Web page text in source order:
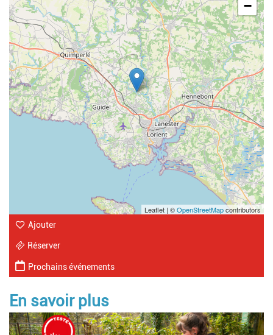
−
Leaflet | ©OpenStreetMapcontributors
Ajouter
Réserver
Prochains événements
En savoir plus